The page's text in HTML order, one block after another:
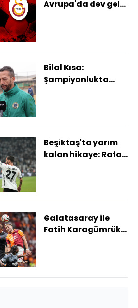
Avrupa'da dev gelir:
Bilal Kısa:
Şampiyonlukta
Beşiktaş'ta yarım
kalan hikaye: Rafa
Galatasaray ile
Fatih Karagümrük